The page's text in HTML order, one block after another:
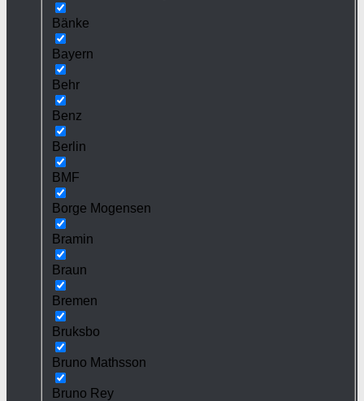
Bänke
Bayern
Behr
Benz
Berlin
BMF
Borge Mogensen
Bramin
Braun
Bremen
Bruksbo
Bruno Mathsson
Bruno Rey